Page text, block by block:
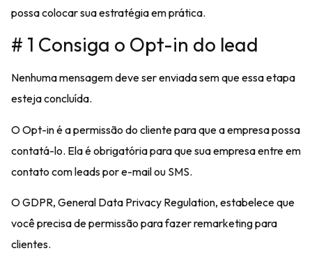
possa colocar sua estratégia em prática.
# 1 Consiga o Opt-in do lead
Nenhuma mensagem deve ser enviada sem que essa etapa
esteja concluída.
O Opt-in é apermissão do cliente para que a empresa possa
contatá-lo. Ela éobrigatóriapara que sua empresa entre em
contato com leads por e-mail ou SMS.
OGDPR, General Data Privacy Regulation, estabelece que
você precisa de permissão para fazerremarketingpara
clientes.